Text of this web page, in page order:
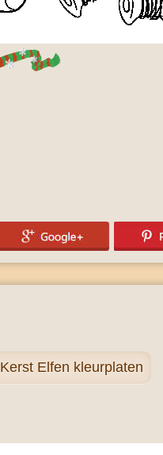
Kerst Elfen kleurplaten